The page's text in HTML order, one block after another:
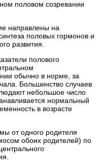
половом созревании
направлены на
половых гормонов и
развития.
полового
обычно в норме, за
Большинство случаев
небольшое число
нормальный
в возрасте
от одного родителя
обоих родителей) по